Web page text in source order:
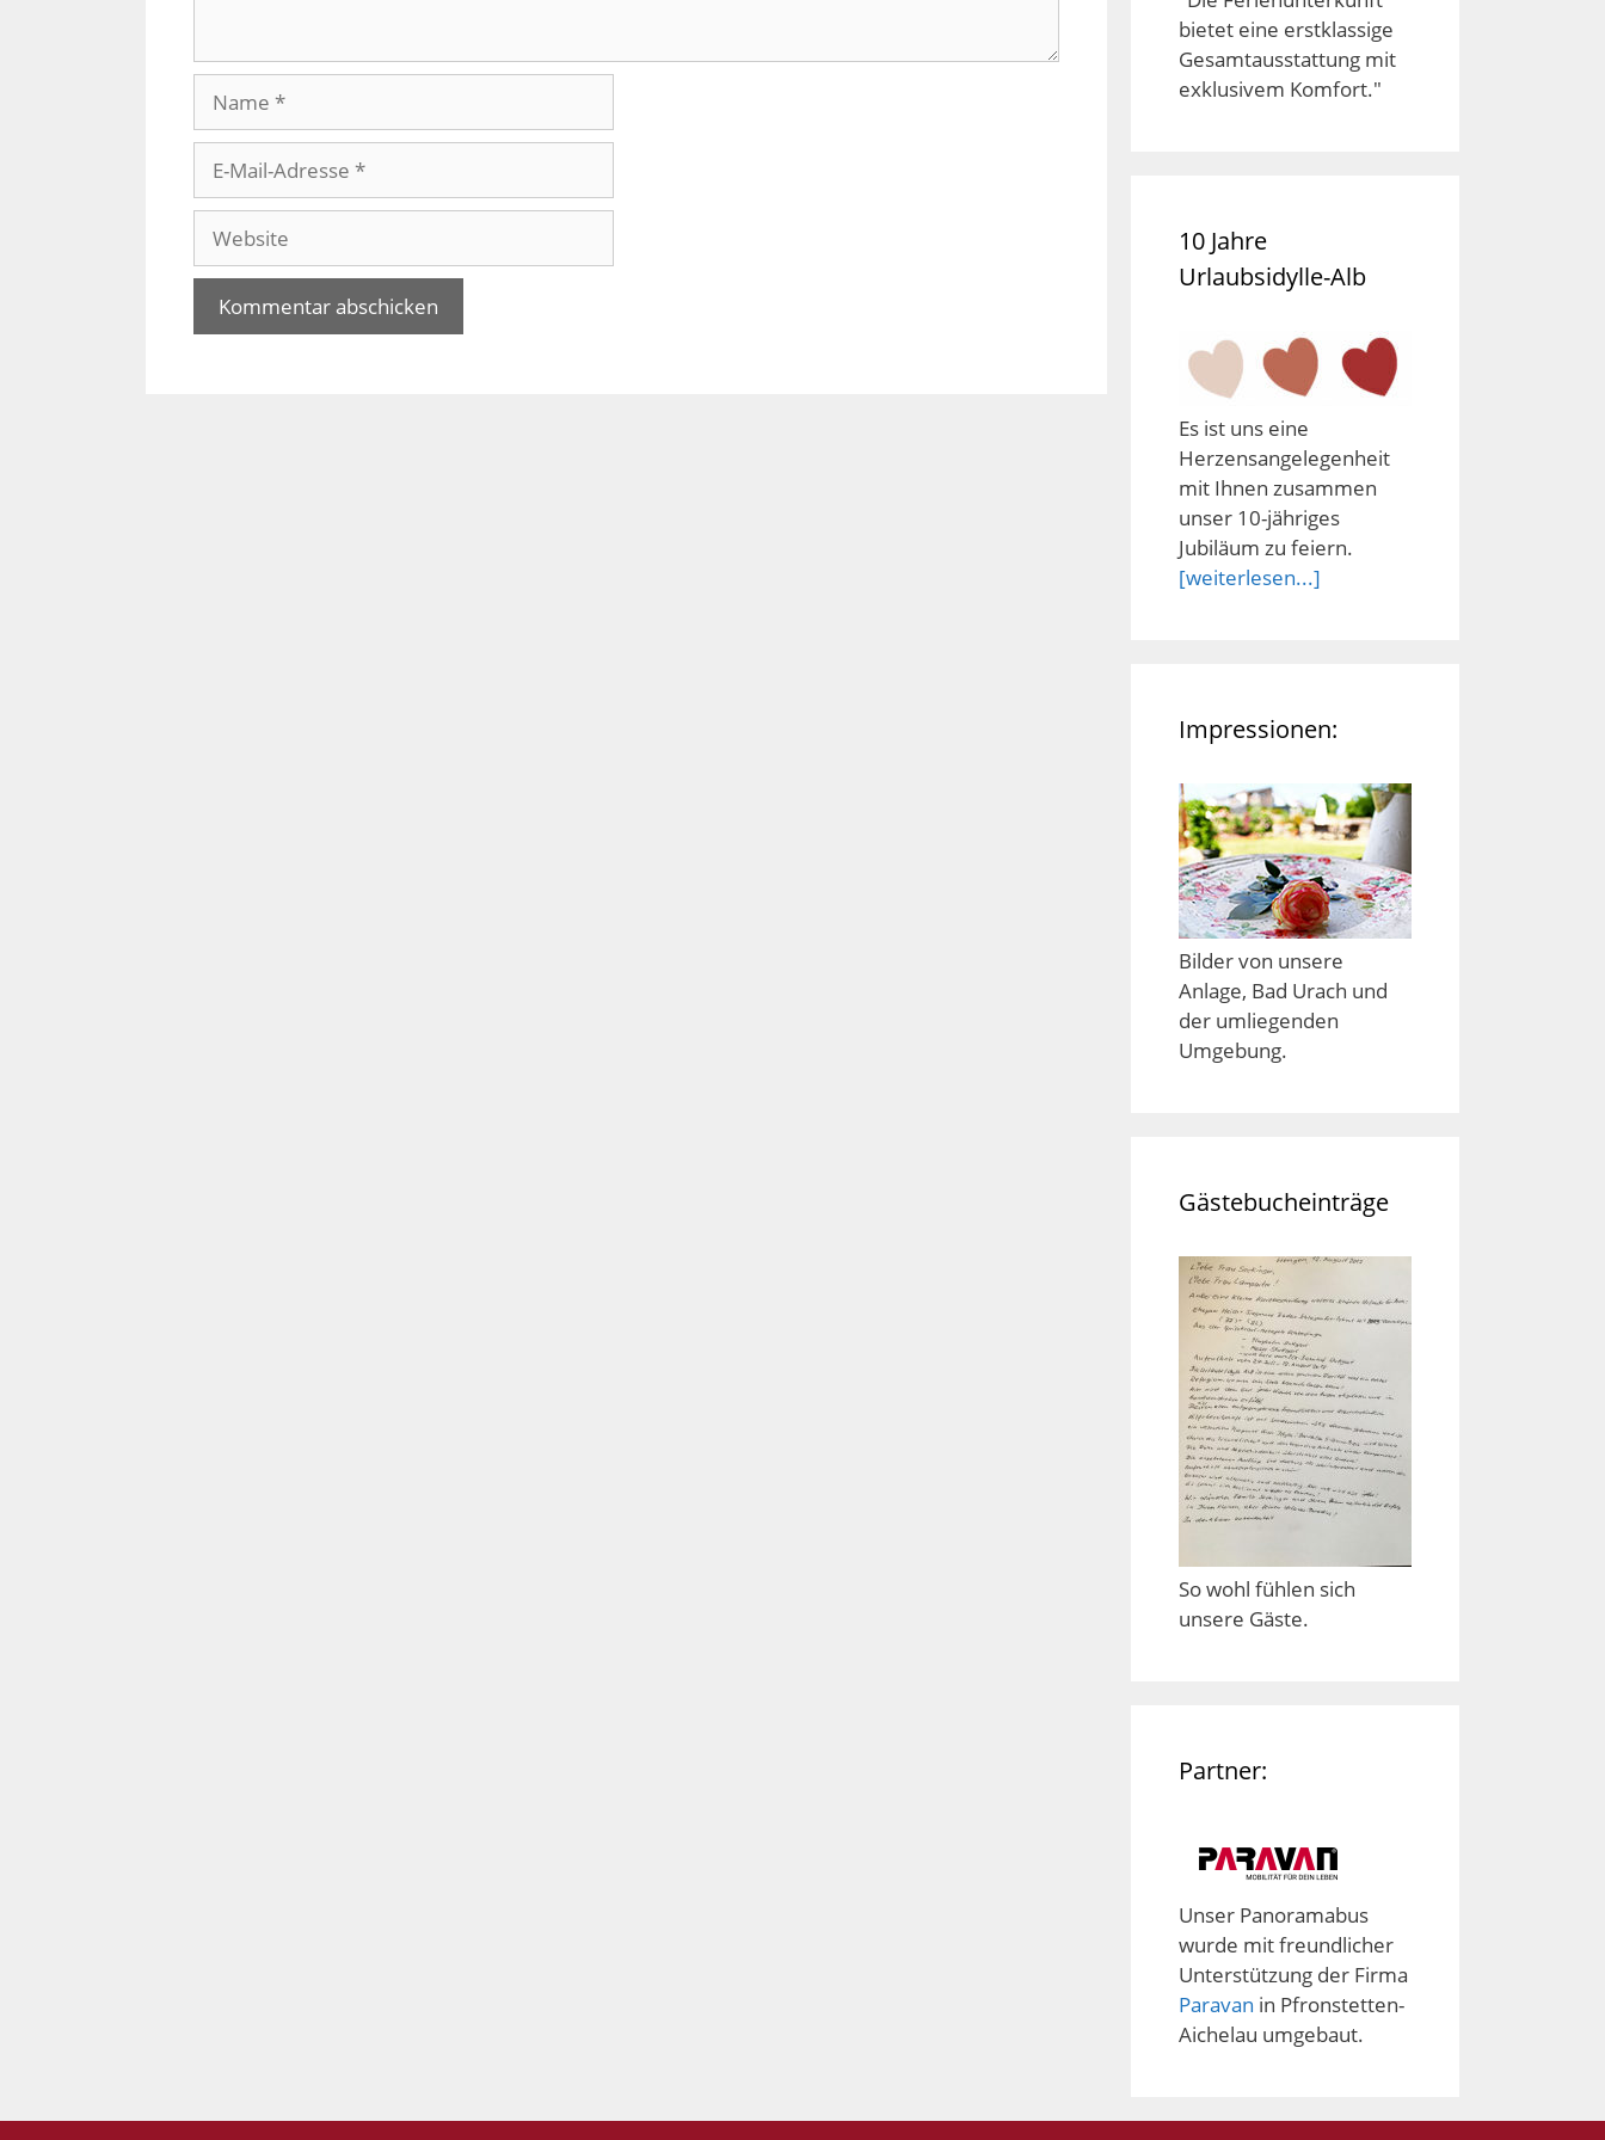
Mail-
Adresse
Website
bietet eine erstklassige
Gesamtausstattung mit
exklusivem Komfort."
10 Jahre
Urlaubsidylle-Alb
Es ist uns eine
Herzensangelegenheit
mit Ihnen zusammen
unser 10-jähriges
Jubiläum zu feiern.
[weiterlesen...]
Impressionen:
Bilder von unsere
Anlage, Bad Urach und
der umliegenden
Umgebung.
Gästebucheinträge
So wohl fühlen sich
unsere Gäste.
Partner:
Unser Panoramabus
wurde mit freundlicher
Unterstützung der Firma
Paravan in Pfronstetten-
Aichelau umgebaut.